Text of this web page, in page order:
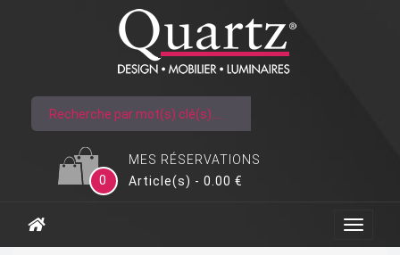
MES RÉSERVATIONS
0
Article(s) - 0.00 €